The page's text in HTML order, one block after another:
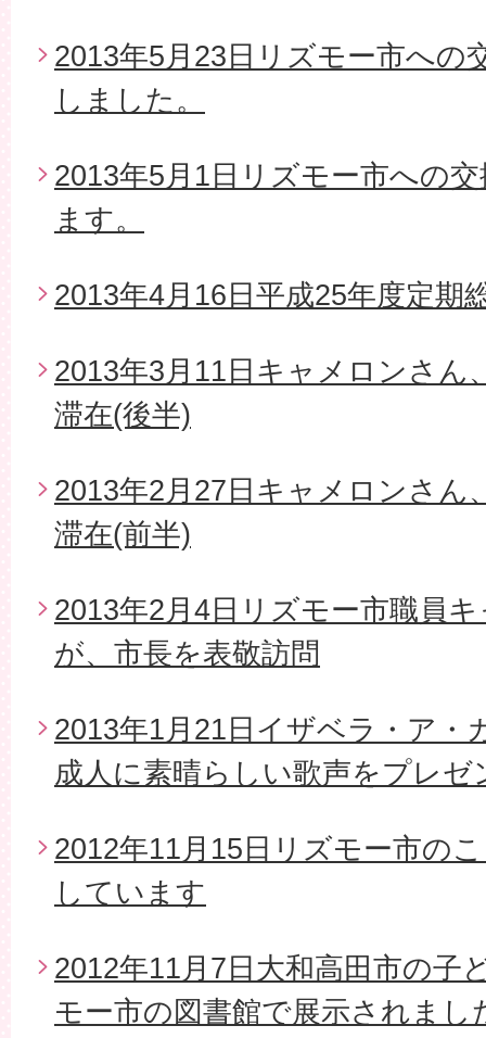
2013年5月23日リズモー市への
しました。
2013年5月1日リズモー市への
ます。
2013年4月16日平成25年度定期
2013年3月11日キャメロンさん
滞在(後半)
2013年2月27日キャメロンさん
滞在(前半)
2013年2月4日リズモー市職員
が、市長を表敬訪問
2013年1月21日イザベラ・ア・
成人に素晴らしい歌声をプレ
2012年11月15日リズモー市の
しています
2012年11月7日大和高田市の子
モー市の図書館で展示されまし